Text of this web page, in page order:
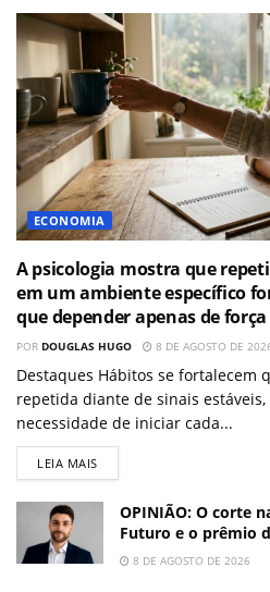
ECONOMIA
A psicologia mostra que
em um ambiente específico
que depender apenas de
POR DOUGLAS HUGO 8 DE AGOSTO DE
Destaques Hábitos se fortalecem
repetida diante de sinais
necessidade de iniciar cada...
LEIA MAIS
OPINIÃO: O corte
Futuro e o prêmio
8 DE AGOSTO DE 2026